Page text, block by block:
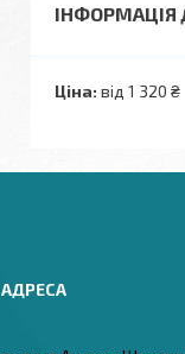
Ціна: від 1 320 ₴